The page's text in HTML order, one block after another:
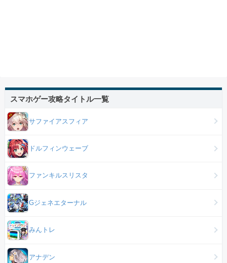
スマホゲー攻略タイトル一覧
サファイアスフィア
ドルフィンウェーブ
ファンキルスリスタ
Gジェネエターナル
みんトレ
アナデン